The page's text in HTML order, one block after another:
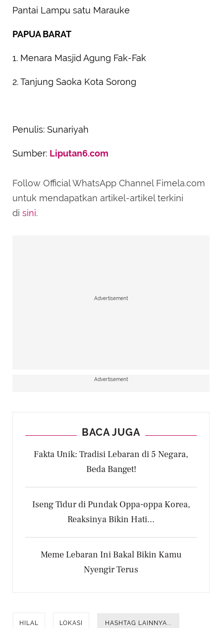
Pantai Lampu satu Marauke
PAPUA BARAT
1. Menara Masjid Agung Fak-Fak
2. Tanjung Saoka Kota Sorong
Penulis: Sunariyah
Sumber: Liputan6.com
Follow Official WhatsApp Channel Fimela.com
untuk mendapatkan artikel-artikel terkini
di sini.
Advertisement
Advertisement
BACA JUGA
Fakta Unik: Tradisi Lebaran di 5 Negara,
Beda Banget!
Iseng Tidur di Pundak Oppa-oppa Korea,
Reaksinya Bikin Hati...
Meme Lebaran Ini Bakal Bikin Kamu
Nyengir Terus
HILAL LOKASI HASHTAG LAINNYA...